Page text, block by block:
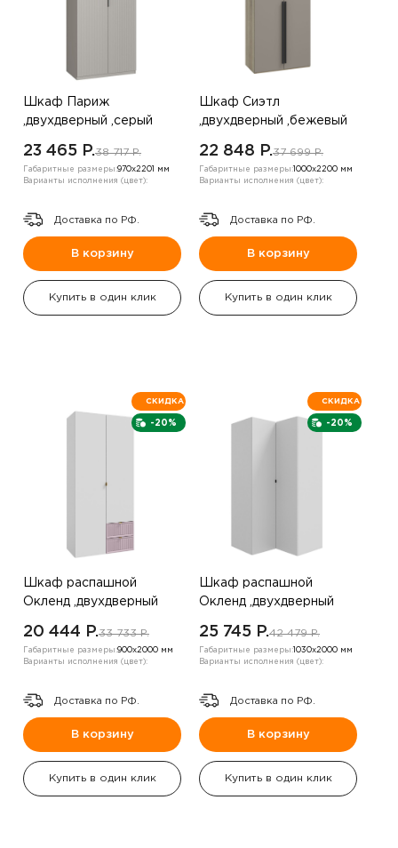
Шкаф Париж
,двухдверный ,серый
23 465 P.38 717 P.
Габаритные размеры:970х2201 мм
Варианты исполнения (цвет):
Доставка по РФ.
В корзину
Купить в один клик
Шкаф Сиэтл
,двухдверный ,бежевый
22 848 P.37 699 P.
Габаритные размеры: 1000х2200 мм
Варианты исполнения (цвет):
Доставка по РФ.
В корзину
Купить в один клик
-20%
СКИДКА
Шкаф распашной
Окленд ,двухдверный
20 444 P.33 733 P.
Габаритные размеры:900х2000 мм
Варианты исполнения (цвет):
Доставка по РФ.
В корзину
Купить в один клик
-20%
СКИДКА
Шкаф распашной
Окленд ,двухдверный
25 745 P.42 479 P.
Габаритные размеры: 1030х2000 мм
Варианты исполнения (цвет):
Доставка по РФ.
В корзину
Купить в один клик